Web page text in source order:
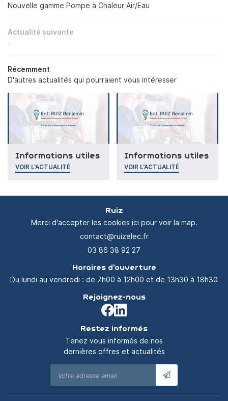
CONTACT
Inscription
Nouvelle gamme Pompe à Chaleur Air/Eau
Actualité suivante
-
Récemment
D'autres actualités qui pourraient vous intéresser
Informations utiles
VOIR L'ACTUALITÉ
Informations utiles
VOIR L'ACTUALITÉ
Ruiz
Merci d'accepter les cookies ici pour voir la map.
03 86 38 92 27
Horaires d'ouverture
Du lundi au vendredi : de 7h00 à 12h00 et de 13h30 à 18h30
Rejoignez-nous
Restez informés
Tenez vous informés de nos
dernières offres et actualités